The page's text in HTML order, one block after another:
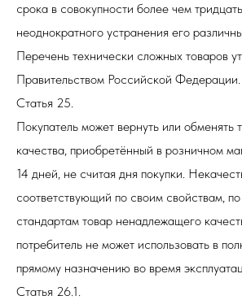
срока в совокупности более чем
неоднократного устранения его
Перечень технически сложных товаров
Правительством Российской Федерации.
Статья 25.
Покупатель может вернуть или обменять
качества, приобретённый в розничном
14 дней, не считая дня покупки.
соответствующий по своим свойствам,
стандартам товар ненадлежащего
потребитель не может использовать в
прямому назначению во время
Статья 26.1.